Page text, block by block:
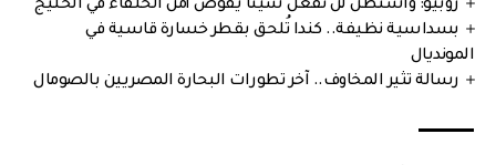
روبيو: واشنطن لن تفعل شيئا يقوض أمن الحلفاء في الخليج
بسداسية نظيفة.. كندا تُلحق بقطر خسارة قاسية في
المونديال
رسالة تثير المخاوف.. آخر تطورات البحارة المصريين بالصومال